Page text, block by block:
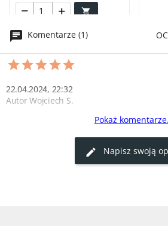

Komentarze (1)
22.04.2024, 22:32
Autor Wojciech S.
Najlepszy stek, jaki jadłem!
Ten stek z kością to najlepszy, jaki
soczyste, doskonale doprawione. Super-
Pokaż
Napisz swoją